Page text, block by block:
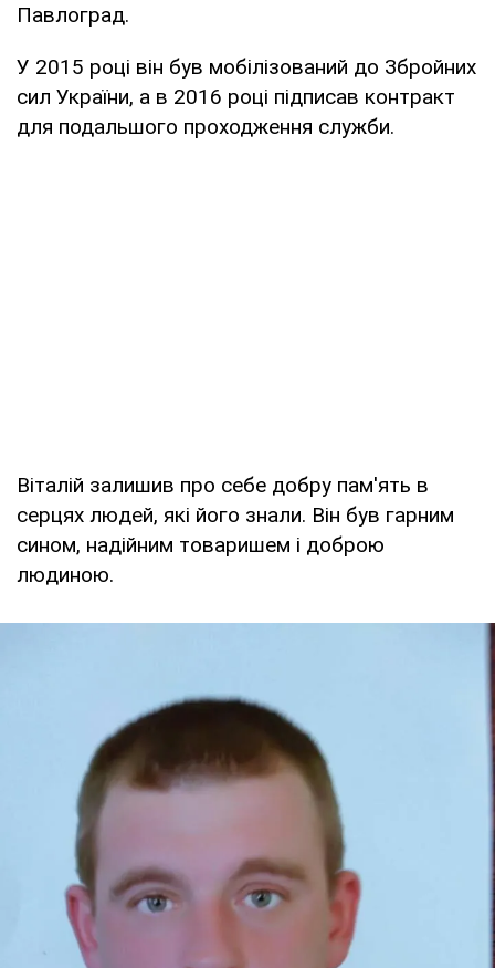
Павлоград.
У 2015 році він був мобілізований до Збройних
сил України, а в 2016 році підписав контракт
для подальшого проходження служби.
Віталій залишив про себе добру пам'ять в
серцях людей, які його знали. Він був гарним
сином, надійним товаришем і доброю
людиною.